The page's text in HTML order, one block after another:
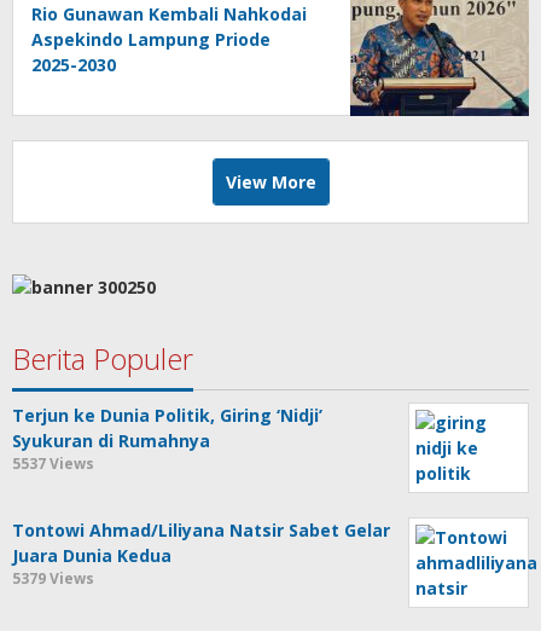
Rio Gunawan Kembali Nahkodai
Aspekindo Lampung Priode
2025-2030
View More
Berita Populer
Terjun ke Dunia Politik, Giring ‘Nidji’
Syukuran di Rumahnya
5537 Views
Tontowi Ahmad/Liliyana Natsir Sabet Gelar
Juara Dunia Kedua
5379 Views